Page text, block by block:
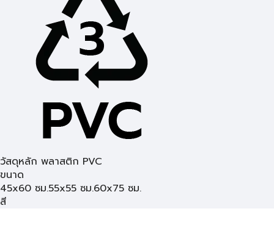
วัสดุหลัก พลาสติก PVC
ขนาด
45x60 ซม.55x55 ซม.60x75 ซม.
สี